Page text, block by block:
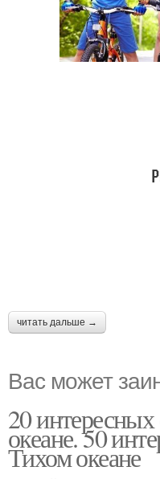
читать дальше →
Вас может
20
океане. 50
Тихом океане